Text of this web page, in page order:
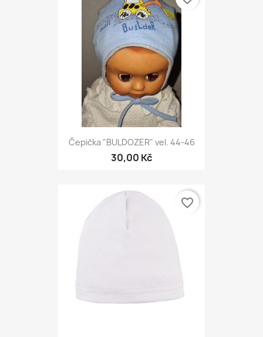
Čepička "BULDOZER" vel. 44-46
30,00 Kč
favorite_border